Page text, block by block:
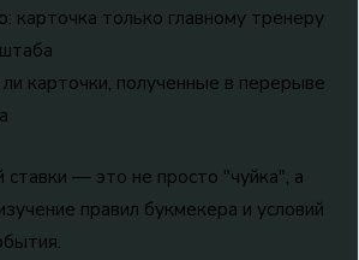
карточка только главному тренеру
карточки, полученные в перерыве
ставки — это не просто "чуйка", а
правил букмекера и условий